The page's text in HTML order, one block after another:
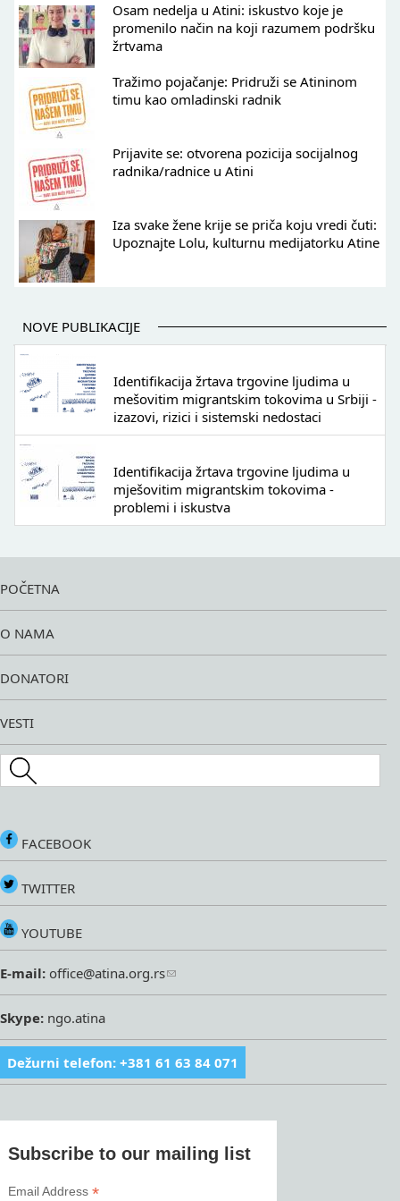
Osam nedelja u Atini: iskustvo koje je
promenilo način na koji razumem podršku
žrtvama
Tražimo pojačanje: Pridruži se Atininom
timu kao omladinski radnik
Prijavite se: otvorena pozicija socijalnog
radnika/radnice u Atini
Iza svake žene krije se priča koju vredi čuti:
Upoznajte Lolu, kulturnu medijatorku Atine
NOVE PUBLIKACIJE
Identifikacija žrtava trgovine ljudima u
mešovitim migrantskim tokovima u Srbiji -
izazovi, rizici i sistemski nedostaci
Identifikacija žrtava trgovine ljudima u
mješovitim migrantskim tokovima -
problemi i iskustva
POČETNA
O NAMA
DONATORI
VESTI
Search this site
FACEBOOK
TWITTER
YOUTUBE
E-mail: office@atina.org.rs
Skype: ngo.atina
Dežurni telefon: +381 61 63 84 071
Subscribe to our mailing list
Email Address*